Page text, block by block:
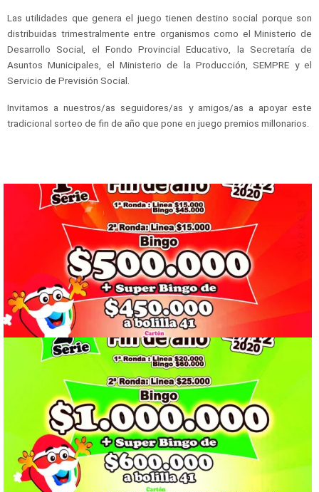
Las utilidades que genera el juego tienen destino social porque son
distribuidas trimestralmente entre organismos como el Ministerio de
Desarrollo Social, el Fondo Provincial Educativo, la Secretaría de
Asuntos Municipales, el Ministerio de la Producción, SEMPRE y el
Servicio de Previsión Social.
Invitamos a nuestros/as seguidores/as y amigos/as a apoyar este
tradicional sorteo de fin de año que pone en juego premios millonarios.